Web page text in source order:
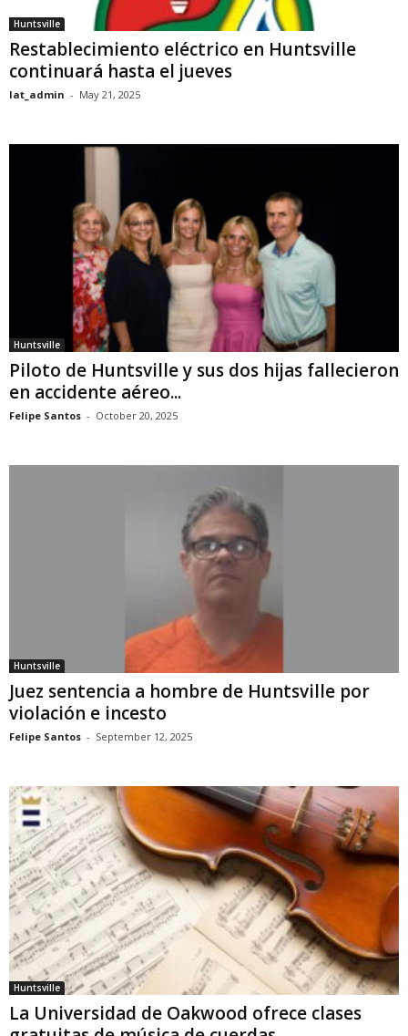
Huntsville
Restablecimiento eléctrico en Huntsville
continuará hasta el jueves
lat_admin - May 21, 2025
Huntsville
Piloto de Huntsville y sus dos hijas fallecieron
en accidente aéreo...
Felipe Santos - October 20, 2025
Huntsville
Juez sentencia a hombre de Huntsville por
violación e incesto
Felipe Santos - September 12, 2025
Huntsville
La Universidad de Oakwood ofrece clases